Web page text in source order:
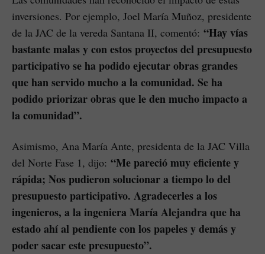
inversiones. Por ejemplo, Joel María Muñoz, presidente
de la JAC de la vereda Santana II, comentó: “Hay vías
bastante malas y con estos proyectos del presupuesto
participativo se ha podido ejecutar obras grandes
que han servido mucho a la comunidad. Se ha
podido priorizar obras que le den mucho impacto a
la comunidad”.
Asimismo, Ana María Ante, presidenta de la JAC Villa
del Norte Fase 1, dijo: “Me pareció muy eficiente y
rápida; Nos pudieron solucionar a tiempo lo del
presupuesto participativo. Agradecerles a los
ingenieros, a la ingeniera María Alejandra que ha
estado ahí al pendiente con los papeles y demás y
poder sacar este presupuesto”.